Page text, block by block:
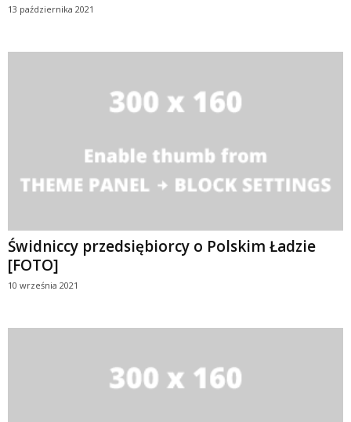
13 października 2021
Świdniccy przedsiębiorcy o Polskim Ładzie
[FOTO]
10 września 2021